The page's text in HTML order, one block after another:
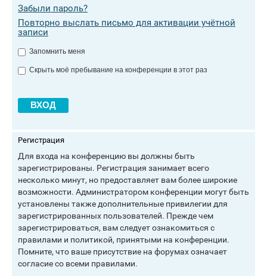
Забыли пароль?
Повторно выслать письмо для активации учётной
записи
Запомнить меня
Скрыть моё пребывание на конференции в этот раз
Регистрация
Для входа на конференцию вы должны быть
зарегистрированы. Регистрация занимает всего
несколько минут, но предоставляет вам более широкие
возможности. Администратором конференции могут быть
установлены также дополнительные привилегии для
зарегистрированных пользователей. Прежде чем
зарегистрироваться, вам следует ознакомиться с
правилами и политикой, принятыми на конференции.
Помните, что ваше присутствие на форумах означает
согласие со всеми правилами.